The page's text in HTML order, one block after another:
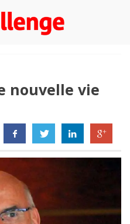
nouvelle vie